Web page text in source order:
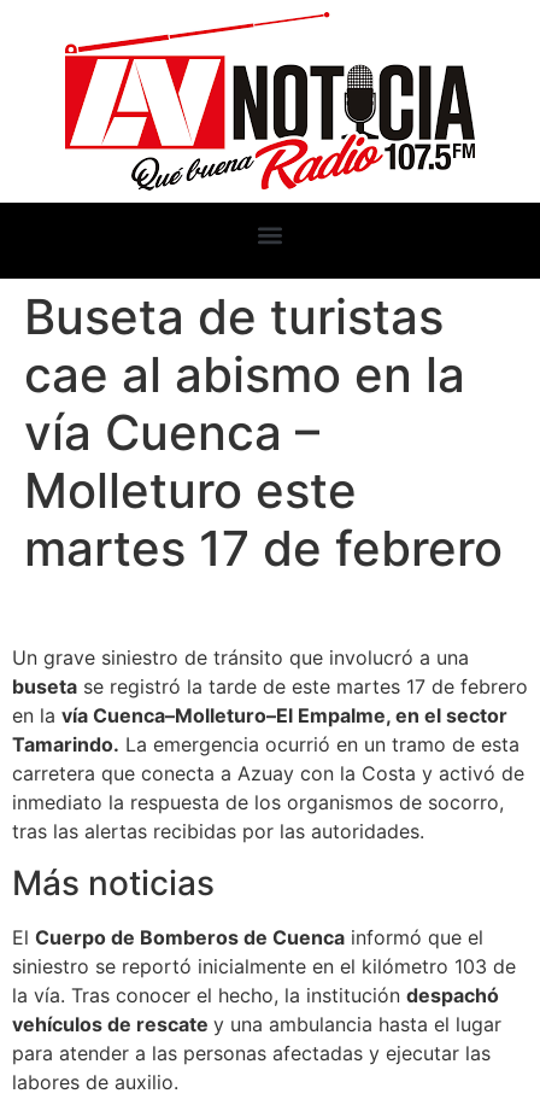
Buseta de turistas
cae al abismo en la
vía Cuenca –
Molleturo este
martes 17 de febrero
Un grave siniestro de tránsito que involucró a una
buseta se registró la tarde de este martes 17 de febrero
en la vía Cuenca–Molleturo–El Empalme, en el sector
Tamarindo. La emergencia ocurrió en un tramo de esta
carretera que conecta a Azuay con la Costa y activó de
inmediato la respuesta de los organismos de socorro,
tras las alertas recibidas por las autoridades.
Más noticias
El Cuerpo de Bomberos de Cuenca informó que el
siniestro se reportó inicialmente en el kilómetro 103 de
la vía. Tras conocer el hecho, la institución despachó
vehículos de rescate y una ambulancia hasta el lugar
para atender a las personas afectadas y ejecutar las
labores de auxilio.